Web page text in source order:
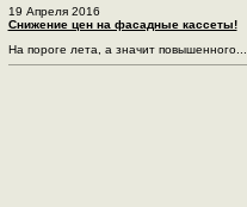
19 Апреля 2016
Снижение цен на фасадные кассеты!
На пороге лета, а значит повышенного...